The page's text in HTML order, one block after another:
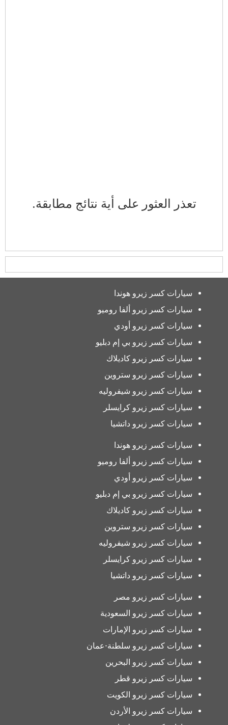
تعذر العثور على أية نتائج مطابقة.
سيارات كسر زيرو هوندا
سيارات كسر زيرو ألفا روميو
سيارات كسر زيرو أودي
سيارات كسر زيرو بي إم دبليو
سيارات كسر زيرو كاديلاك
سيارات كسر زيرو ستروين
سيارات كسر زيرو شيفروليه
سيارات كسر زيرو كرايسلر
سيارات كسر زيرو داتشيا
سيارات كسر زيرو هوندا
سيارات كسر زيرو ألفا روميو
سيارات كسر زيرو أودي
سيارات كسر زيرو بي إم دبليو
سيارات كسر زيرو كاديلاك
سيارات كسر زيرو ستروين
سيارات كسر زيرو شيفروليه
سيارات كسر زيرو كرايسلر
سيارات كسر زيرو داتشيا
سيارات كسر زيرو مصر
سيارات كسر زيرو السعودية
سيارات كسر زيرو الإمارات
سيارات كسر زيرو سلطنة-عمان
سيارات كسر زيرو البحرين
سيارات كسر زيرو قطر
سيارات كسر زيرو الكويت
سيارات كسر زيرو الأردن